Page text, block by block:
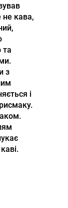
кава,
та
з
і